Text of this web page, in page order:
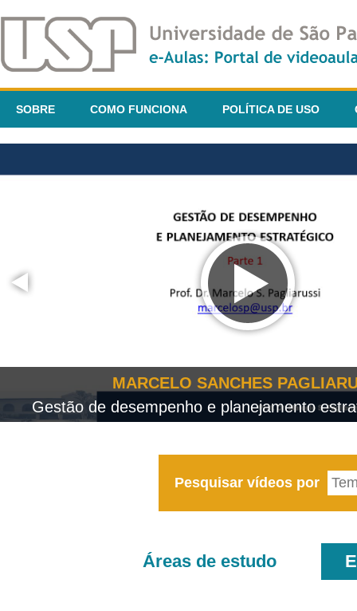
SOBRE COMO FUNCIONA POLÍTICA DE USO
MARCELO SANCHES
Gestão de desempenho e planejamento
Pesquisar vídeos por
Áreas de estudo